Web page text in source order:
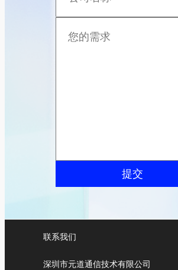
提交
联系我们
深圳市元道通信技术有限公司